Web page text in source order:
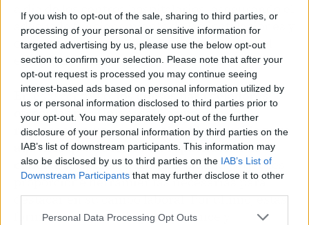
If you wish to opt-out of the sale, sharing to third parties, or
processing of your personal or sensitive information for
targeted advertising by us, please use the below opt-out
section to confirm your selection. Please note that after your
opt-out request is processed you may continue seeing
interest-based ads based on personal information utilized by
us or personal information disclosed to third parties prior to
your opt-out. You may separately opt-out of the further
disclosure of your personal information by third parties on the
IAB’s list of downstream participants. This information may
also be disclosed by us to third parties on the IAB’s List of
Downstream Participants that may further disclose it to other
Personal Data Processing Opt Outs
a día de los centros hospitalarios, asegurando el
adecuado funcionamiento de las instalaciones y
ofreciendo un soporte indispensable para el
equipo médico.
En este contexto,los cursos para celadores
ofrecidos por Universal Formación
representan una oportunidad invaluable para
aquellos que buscan una capacitación de
calidad, adaptable a sus necesidades y que les
proporcione herramientas necesarias para
destacar en su campo laboral. Por último, estas
formaciones contribuyen al avance y